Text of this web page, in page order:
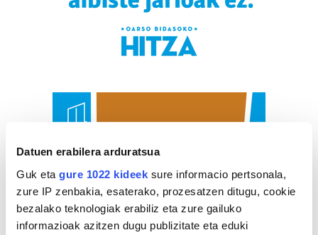
Datuen erabilera arduratsua
Guk eta gure 1022 kideek sure informacio pertsonala,
zure IP zenbakia, esaterako, prozesatzen ditugu, cookie
bezalako teknologiak erabiliz eta zure gailuko
informazioak azitzen dugu publizitate eta eduki